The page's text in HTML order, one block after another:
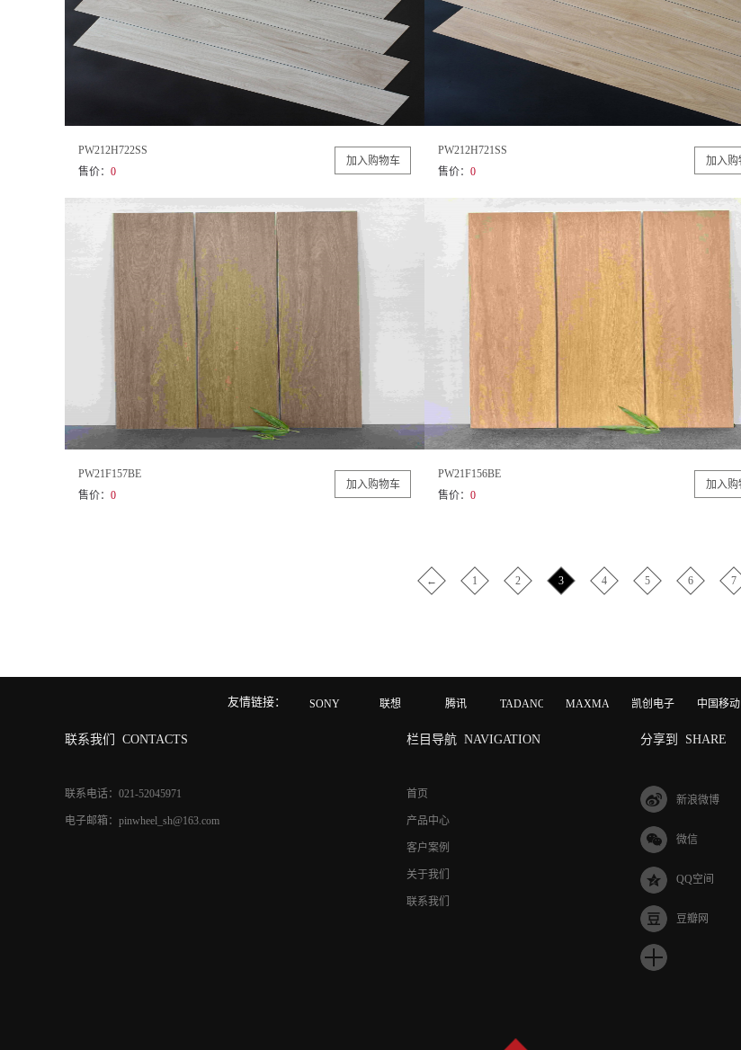
PW212H722SS
售价： 0
PW212H721SS
售价： 0
PW21F157BE
售价： 0
PW21F156BE
售价： 0
← 1 2 3 4 5 6 7
友情链接： SONY 联想 腾讯 TADANO MAXMAGIC 凯创电子 中国移动
联系我们 CONTACTS
联系电话：021-52045971
电子邮箱：pinwheel_sh@163.com
栏目导航 NAVIGATION
首页
产品中心
客户案例
关于我们
联系我们
分享到 SHARE
新浪微博
微信
QQ空间
豆瓣网